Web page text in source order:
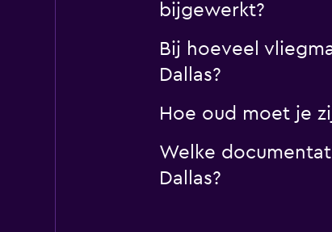
bijgewerkt?
Bij hoeveel
Dallas?
Hoe oud moet je
Welke
Dallas?